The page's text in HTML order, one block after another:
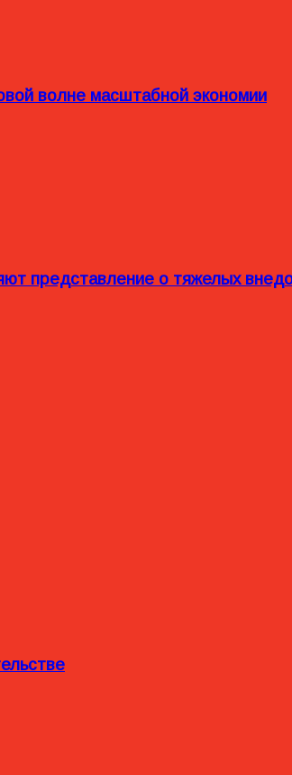
волне масштабной экономии
представление о тяжелых